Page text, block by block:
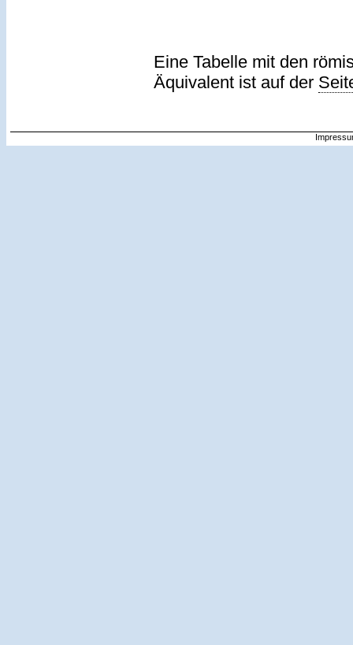
Eine Tabelle mit den
Äquivalent ist auf der